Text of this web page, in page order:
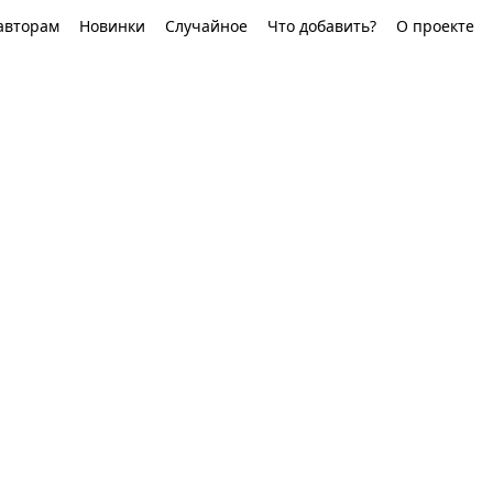
Новинки Случайное Что добавить? О проекте